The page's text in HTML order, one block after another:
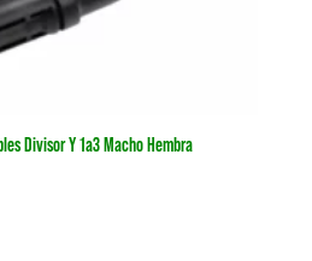
Divisor Y 1a3 Macho Hembra